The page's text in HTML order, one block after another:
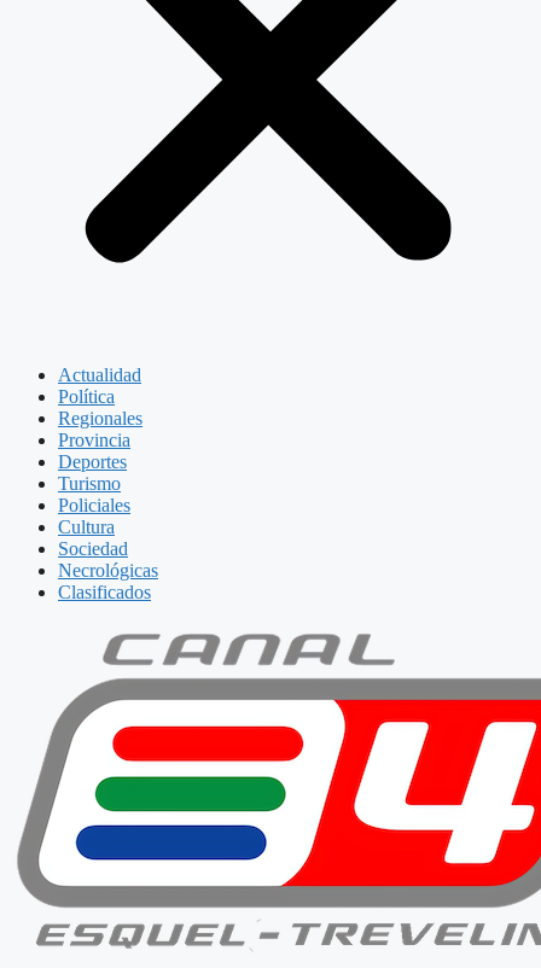
Actualidad
Política
Regionales
Provincia
Deportes
Turismo
Policiales
Cultura
Sociedad
Necrológicas
Clasificados